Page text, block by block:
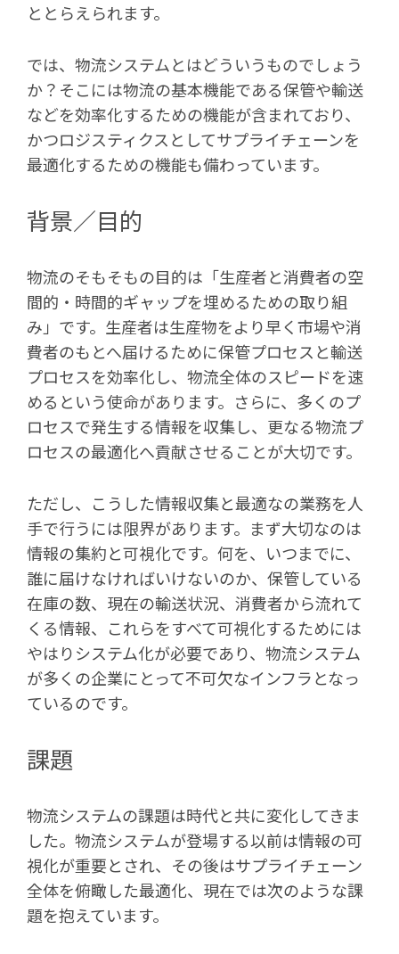
ととらえられます。
では、物流システムとはどういうものでしょう
か？そこには物流の基本機能である保管や輸送
などを効率化するための機能が含まれており、
かつロジスティクスとしてサプライチェーンを
最適化するための機能も備わっています。
背景／目的
物流のそもそもの目的は「生産者と消費者の空
間的・時間的ギャップを埋めるための取り組
み」です。生産者は生産物をより早く市場や消
費者のもとへ届けるために保管プロセスと輸送
プロセスを効率化し、物流全体のスピードを速
めるという使命があります。さらに、多くのプ
ロセスで発生する情報を収集し、更なる物流プ
ロセスの最適化へ貢献させることが大切です。
ただし、こうした情報収集と最適なの業務を人
手で行うには限界があります。まず大切なのは
情報の集約と可視化です。何を、いつまでに、
誰に届けなければいけないのか、保管している
在庫の数、現在の輸送状況、消費者から流れて
くる情報、これらをすべて可視化するためには
やはりシステム化が必要であり、物流システム
が多くの企業にとって不可欠なインフラとなっ
ているのです。
課題
物流システムの課題は時代と共に変化してきま
した。物流システムが登場する以前は情報の可
視化が重要とされ、その後はサプライチェーン
全体を俯瞰した最適化、現在では次のような課
題を抱えています。